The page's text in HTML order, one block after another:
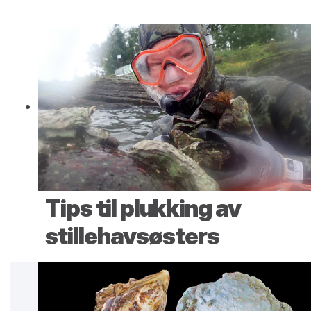
Tips til plukking av
stillehavsøsters